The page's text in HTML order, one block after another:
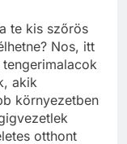
te kis szőrös
Nos, itt
akik
környezetben
otthont